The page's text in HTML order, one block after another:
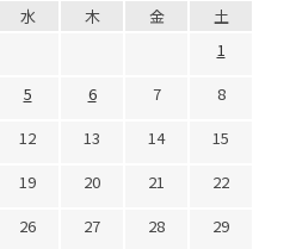
水 木 金
土
1
5 6 7
8
12 13 14
15
19 20 21
22
26 27 28
29